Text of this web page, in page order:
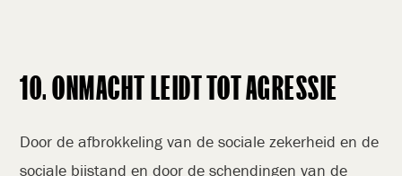
10. ONMACHT LEIDT TOT AGRESSIE
Door de afbrokkeling van de sociale zekerheid en de
sociale bijstand en door de schendingen van de